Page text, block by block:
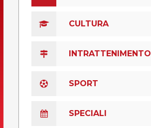
CULTURA
INTRATTENIMENTO
SPORT
SPECIALI